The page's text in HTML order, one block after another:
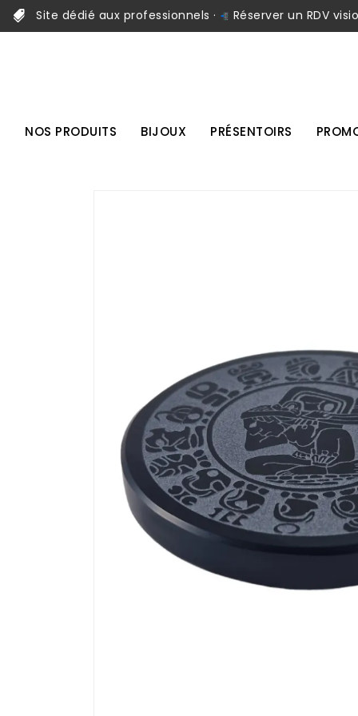
Site dédié aux professionnels · Réserver un RDV visio
NOS PRODUITS BIJOUX PRÉSENTOIRS